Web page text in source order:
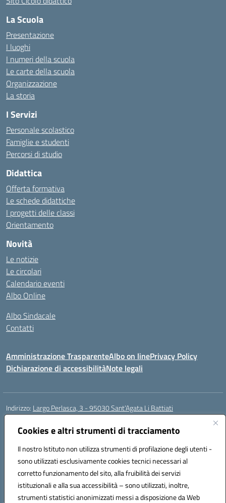
Cookies e altri strumenti di tracciamento
Il nostro Istituto non utilizza strumenti di profilazione degli utenti -
sono utilizzati esclusivamente cookies tecnici necessari al
corretto funzionamento del sito, alla fruibilità dei servizi
istituzionali e alla sua accessibilità – sono utilizzati, inoltre,
strumenti statistici anonimizzati messi a disposizione da Web
La Scuola
Presentazione
I luoghi
I numeri della scuola
Le carte della scuola
Organizzazione
La storia
I Servizi
Personale scolastico
Famiglie e studenti
Percorsi di studio
Didattica
Offerta formativa
Le schede didattiche
I progetti delle classi
Orientamento
Novità
Le notizie
Le circolari
Calendario eventi
Albo Online
Albo Sindacale
Contatti
Amministrazione TrasparenteAlbo on linePrivacy Policy
Dichiarazione di accessibilitàNote legali
Indirizzo: Largo Perlasca, 3 - 95030 Sant’Agata Li Battiati
Centralino:
ctic8bl002@istruzione.it
Posta elettronica certificata (PEC):ctic8bl002@pec.istruzione.it
Codice fiscale: 93253680875
Codice meccanografico:CTIC8BL002
Codice Indice delle Pubbliche Amministrazioni (IPA): 7UKG69R2
Codice unico di fatturazione (CUF): F8M4AH